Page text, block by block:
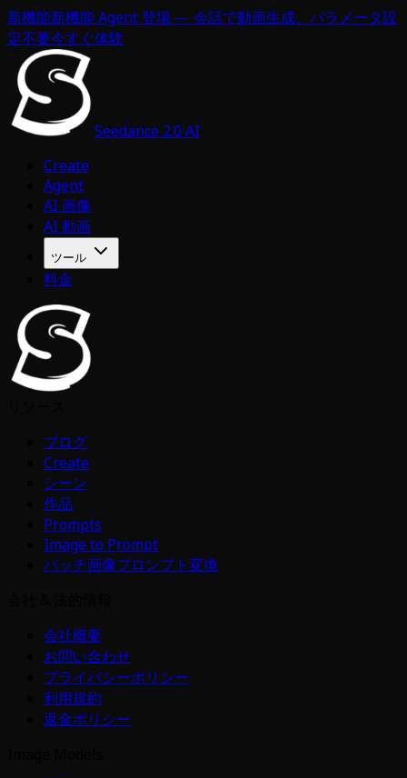
新機能新機能 Agent 登場 — 会話で動画生成、パラメータ設
定不要今すぐ体験
Seedance 2.0 AI
Create
Agent
AI 画像
AI 動画
ツール
料金
ブログ
Create
シーン
作品
Prompts
Image to Prompt
バッチ画像プロンプト変換
会社概要
お問い合わせ
プライバシーポリシー
利用規約
返金ポリシー